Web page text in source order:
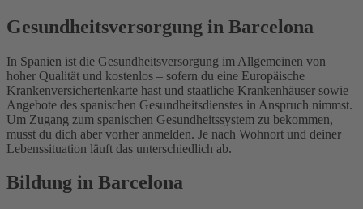
Gesundheitsversorgung in Barcelona
In Spanien ist die Gesundheitsversorgung im Allgemeinen von
hoher Qualität und kostenlos – sofern du eine Europäische
Krankenversichertenkarte hast und staatliche Krankenhäuser sowie
Angebote des spanischen Gesundheitsdienstes in Anspruch nimmst.
Um Zugang zum spanischen Gesundheitssystem zu bekommen,
musst du dich aber vorher anmelden. Je nach Wohnort und deiner
Lebenssituation läuft das unterschiedlich ab.
Bildung in Barcelona